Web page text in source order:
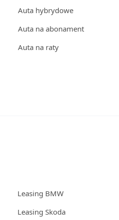
Auta hybrydowe
Auta na abonament
Auta na raty
Leasing BMW
Leasing Skoda